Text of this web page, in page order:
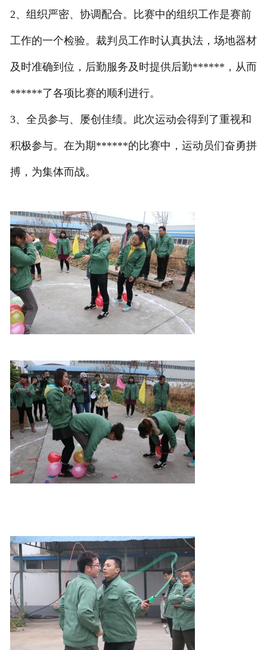
2、组织严密、协调配合。比赛中的组织工作是赛前
工作的一个检验。裁判员工作时认真执法，场地器材
及时准确到位，后勤服务及时提供后勤******，从而
******了各项比赛的顺利进行。
3、全员参与、屡创佳绩。此次运动会得到了重视和
积极参与。在为期******的比赛中，运动员们奋勇拼
搏，为集体而战。